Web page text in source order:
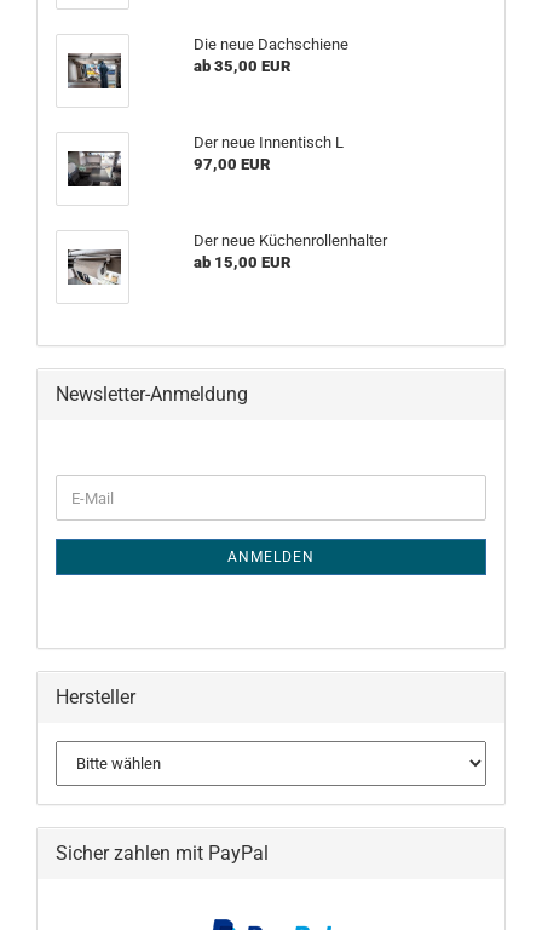
Die neue Dachschiene
ab 35,00 EUR
Der neue Innentisch L
97,00 EUR
Der neue Küchenrollenhalter
ab 15,00 EUR
Newsletter-Anmeldung
ZUR
E-
Mail
ANMELDEN
Hersteller
Sicher zahlen mit PayPal